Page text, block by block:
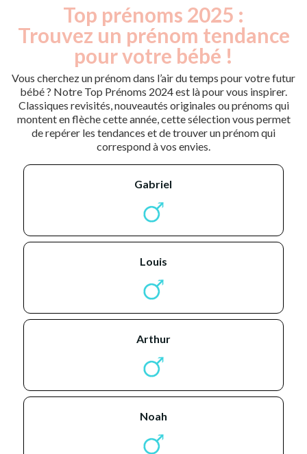
Top prénoms 2025 :
Trouvez un prénom tendance
pour votre bébé !
Vous cherchez un prénom dans l’air du temps pour votre futur
bébé ? Notre Top Prénoms 2024 est là pour vous inspirer.
Classiques revisités, nouveautés originales ou prénoms qui
montent en flèche cette année, cette sélection vous permet
de repérer les tendances et de trouver un prénom qui
correspond à vos envies.
gabriel
louis
arthur
noah